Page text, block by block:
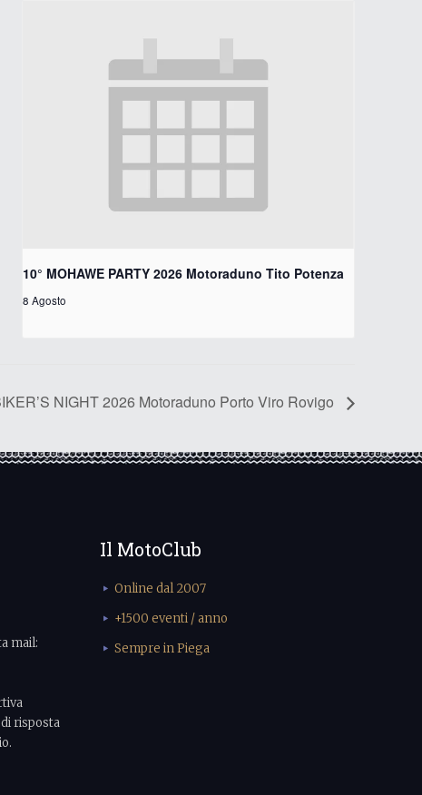
10° MOHAWE PARTY 2026 Motoraduno Tito Potenza
8 Agosto
NIGHT 2026 Motoraduno Porto Viro Rovigo
mail:
risposta
Il MotoClub
Online dal 2007
+1500 eventi / anno
Sempre in Piega